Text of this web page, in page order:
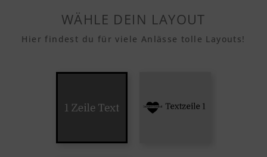
WÄHLE DEIN LAYOUT
Hier findest du für viele Anlässe tolle Layouts!